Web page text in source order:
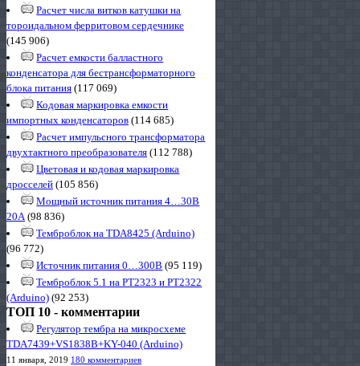
Расчет числа витков катушки на
тороидальном ферритовом сердечнике
(145 906)
Расчет емкости балластного
конденсатора для бестрансформаторного
блока питания (117 069)
Кодовая маркировка емкости
импортных конденсаторов (114 685)
Расчет импульсного трансформатора
двухтактного преобразователя (112 788)
Цветовая и кодовая маркировка
дросселей (105 856)
Мощный источник питания 4…30В
20А(98 836)
Темброблок на TDA8425 (Arduino)
(96 772)
Источник питания 0…300В (95 119)
Темброблок 5.1 на PT2323 и PT2322
(Arduino) (92 253)
ТОП 10 - комментарии
Регулятор тембра на микросхеме
TDA7439+VS1838B+KY-040 (Arduino)
11 января, 2019 180 комментариев